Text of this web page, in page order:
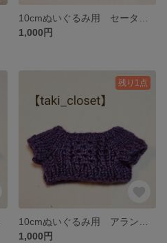
1,000円
残り1点
1,000円